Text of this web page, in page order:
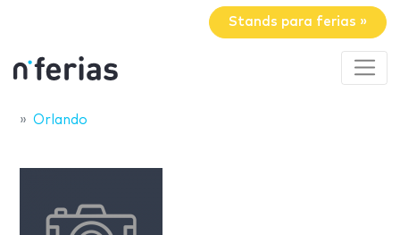
Stands para ferias »
Orlando